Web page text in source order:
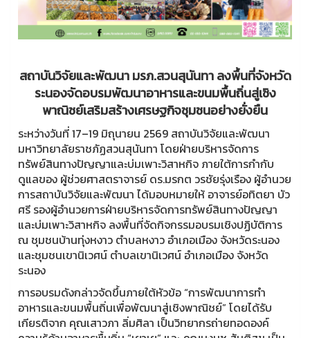
สถาบันวิจัยและพัฒนา มรภ.สวนสุนันทา ลงพื้นที่จังหวัด
ระนองจัดอบรมพัฒนาอาหารและขนมพื้นถิ่นสู่เชิง
พาณิชย์เสริมสร้างเศรษฐกิจชุมชนอย่างยั่งยืน
ระหว่างวันที่ 17–19 มิถุนายน 2569 สถาบันวิจัยและพัฒนา
มหาวิทยาลัยราชภัฏสวนสุนันทา โดยฝ่ายบริหารจัดการ
ทรัพย์สินทางปัญญาและบ่มเพาะวิสาหกิจ ภายใต้การกำกับ
ดูแลของ ผู้ช่วยศาสตราจารย์ ดร.มรกต วรชัยรุ่งเรือง ผู้อำนวย
การสถาบันวิจัยและพัฒนา ได้มอบหมายให้ อาจารย์อทิตยา บัว
ศรี รองผู้อำนวยการฝ่ายบริหารจัดการทรัพย์สินทางปัญญา
และบ่มเพาะวิสาหกิจ ลงพื้นที่จัดกิจกรรมอบรมเชิงปฏิบัติการ
ณ ชุมชนบ้านทุ่งหงาว ตำบลหงาว อำเภอเมือง จังหวัดระนอง
และชุมชนเขานิเวศน์ ตำบลเขานิเวศน์ อำเภอเมือง จังหวัด
ระนอง
การอบรมดังกล่าวจัดขึ้นภายใต้หัวข้อ “การพัฒนาการทำ
อาหารและขนมพื้นถิ่นเพื่อพัฒนาสู่เชิงพาณิชย์” โดยได้รับ
เกียรติจาก คุณเสาวภา ลิ่มศิลา เป็นวิทยากรถ่ายทอดองค์